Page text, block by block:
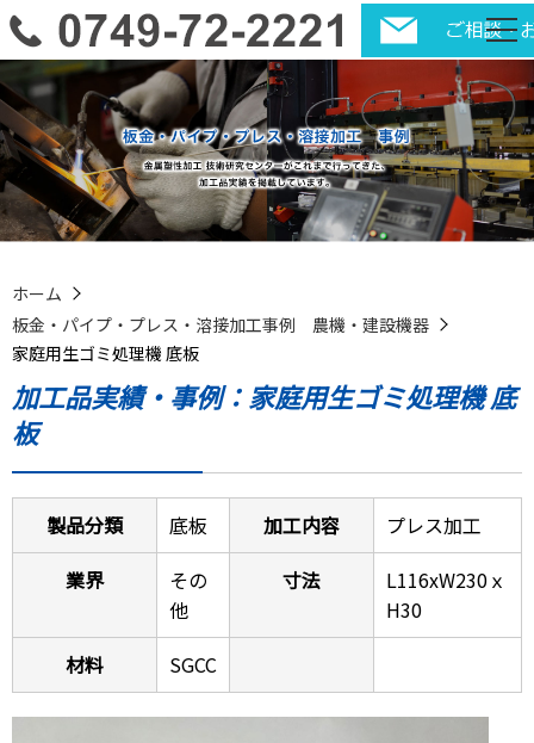
ホーム
板金・パイプ・プレス・溶接加工事例 農機・建設機器
家庭用生ゴミ処理機 底板
加工品実績・事例：家庭用生ゴミ処理機 底
板
製品分類 底板 加工内容
プレス加工
業界
その
他
寸法
L116xW230ｘ
H30
材料
SGCC